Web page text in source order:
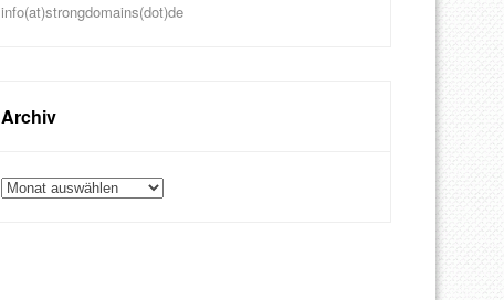
info(at)strongdomains(dot)de
Archiv
Archiv